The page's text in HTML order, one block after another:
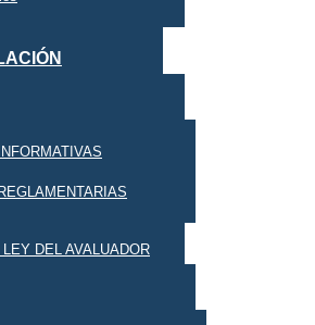
DEL AVALUADOR